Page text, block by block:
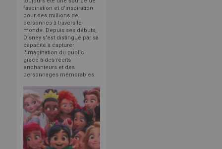
fascination et d'inspiration
pour des millions de
personnes à travers le
monde. Depuis ses débuts,
Disney s'est distingué par sa
capacité à capturer
l'imagination du public
grâce à des récits
enchanteurs et des
personnages mémorables.